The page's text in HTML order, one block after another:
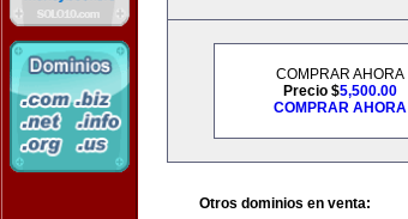
COMPRAR AHORA
Precio $5,500.00
COMPRAR AHORA
Otros dominios en venta: